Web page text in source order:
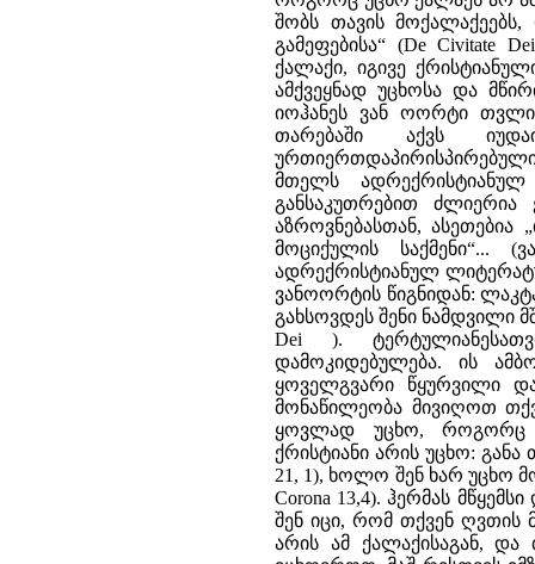
შობს თავის
გამეფებისა“ (De Civitate
ქალაქი, იგივე
ამქვეყნად უცხოსა და
იოჰანეს ვან ოორტი
თარებაში აქვს
მთელს
განსაკუთრებით
აზროვნებასთან, ასეთებია
მოციქულის საქმენი“...
ადრექრისტიანულ
ვანოორტის წიგნიდან:
გახსოვდეს შენი ნამდვილი
Dei ).
დამოკიდებულება. ის
ყოველგვარი წყურვილი
მონაწილეობა მივიღოთ
ყოვლად უცხო, როგორც
ქრისტიანი არის უცხო: განა
21, 1), ხოლო შენ ხარ უცხო
Corona 13,4). ჰერმას
შენ იცი, რომ თქვენ ღვთის
არის ამ ქალაქისაგან,